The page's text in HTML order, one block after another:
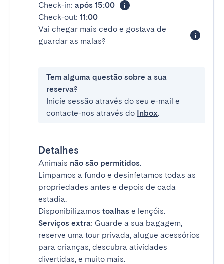
Check-in: após 15:00
Check-out: 11:00
Vai chegar mais cedo e gostava de
guardar as malas?
Tem alguma questão sobre a sua
reserva?
Inicie sessão através do seu e-mail e
contacte-nos através do Inbox.
Detalhes
Animais não são permitidos.
Limpamos a fundo e desinfetamos todas as
propriedades antes e depois de cada
estadia.
Disponibilizamos toalhas e lençóis.
Serviços extra: Guarde a sua bagagem,
reserve uma tour privada, alugue acessórios
para crianças, descubra atividades
divertidas, e muito mais.